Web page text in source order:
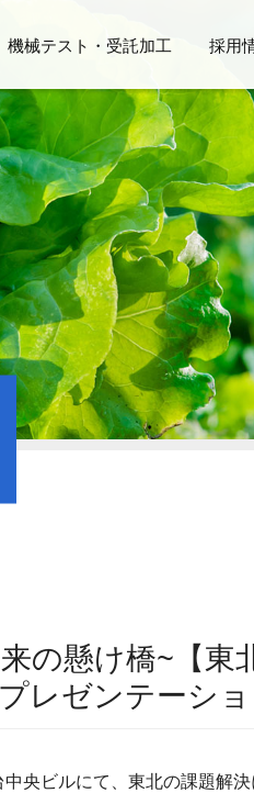
機械テスト・受託加工 採用
の懸け橋~【東
レゼンテーシ
央ビルにて、東北の課題解